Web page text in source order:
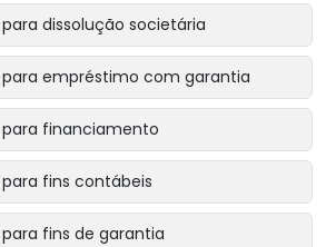
dissolução societária
empréstimo com garantia
financiamento
fins contábeis
fins de garantia